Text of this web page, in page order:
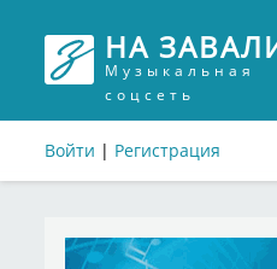
НА
Музыкальная
соцсеть
Войти | Регистрация